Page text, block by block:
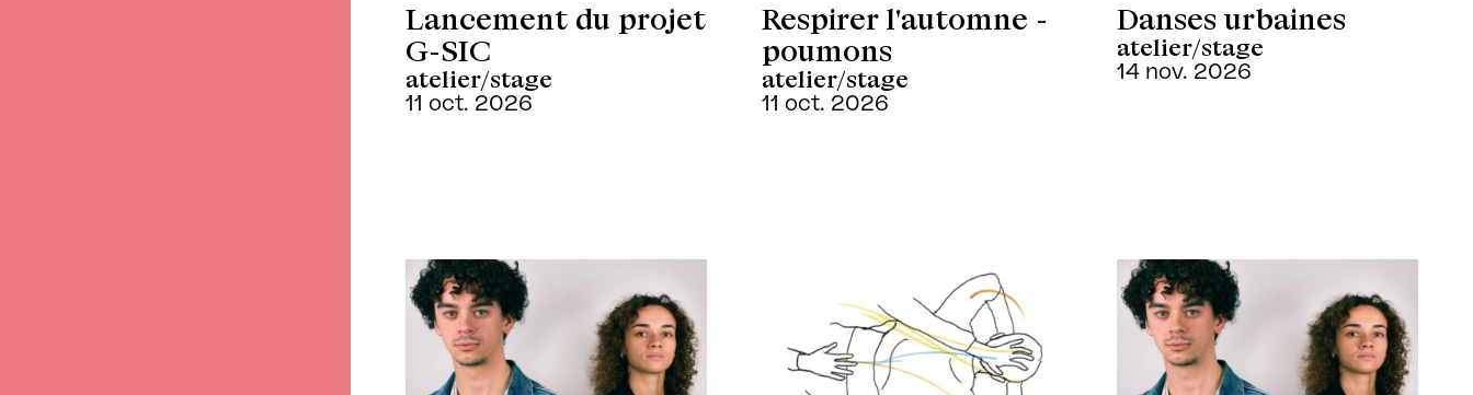
Lancement du projet
G-SIC
atelier/stage
11 oct. 2026
Respirer l'automne -
poumons
atelier/stage
11 oct. 2026
Danses urbaines
atelier/stage
14 nov. 2026